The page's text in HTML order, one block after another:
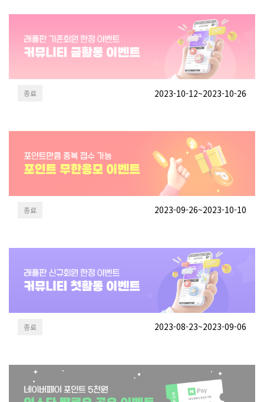
종료 2023-10-12~2023-10-26
종료 2023-09-26~2023-10-10
종료 2023-08-23~2023-09-06